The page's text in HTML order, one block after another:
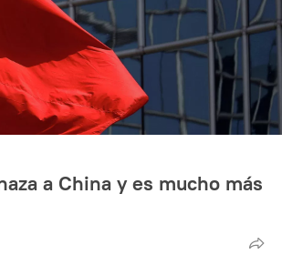
a China y es mucho más